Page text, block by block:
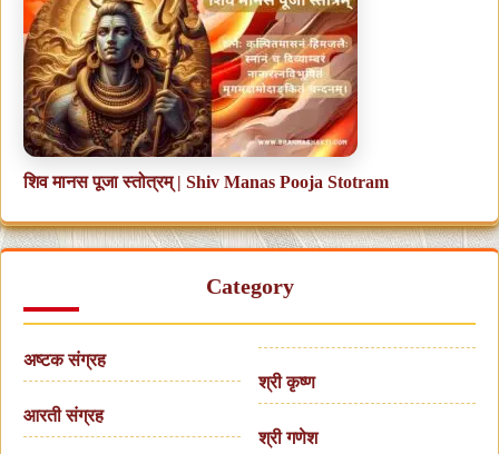
शिव मानस पूजा स्तोत्रम् | Shiv Manas Pooja Stotram
Category
अष्टक संग्रह
आरती संग्रह
श्री कृष्ण
श्री गणेश